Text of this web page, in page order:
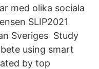
med olika sociala
SLIP2021
Sveriges Study
using smart
by top